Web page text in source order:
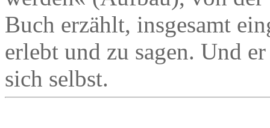
Buch erzählt, insgesamt
erlebt und zu sagen. Und
sich selbst.